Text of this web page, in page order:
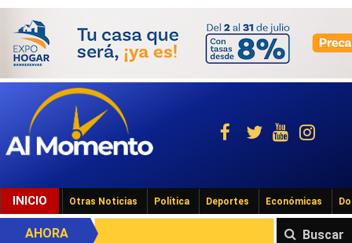
INICIO Otras Noticias Política Deportes Económicas
Buscar
AHORA